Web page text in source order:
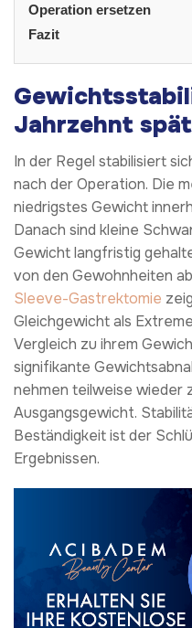
Operation ersetzen
Fazit
Jahrzehnt
In der Regel stabilisiert
nach der Operation. Die
niedrigstes Gewicht
Danach sind kleine
Gewicht langfristig
von den Gewohnheiten
Sleeve-Gastrektomie
Gleichgewicht als
Vergleich zu ihrem
signifikante
nehmen teilweise wieder
Ausgangsgewicht.
Beständigkeit ist der
Ergebnissen.